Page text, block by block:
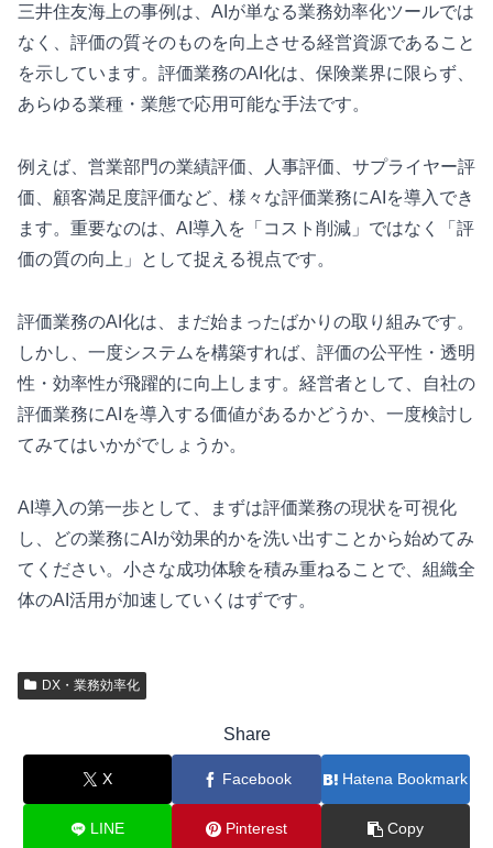
三井住友海上の事例は、AIが単なる業務効率化ツールでは
なく、評価の質そのものを向上させる経営資源であること
を示しています。評価業務のAI化は、保険業界に限らず、
あらゆる業種・業態で応用可能な手法です。
例えば、営業部門の業績評価、人事評価、サプライヤー評
価、顧客満足度評価など、様々な評価業務にAIを導入でき
ます。重要なのは、AI導入を「コスト削減」ではなく「評
価の質の向上」として捉える視点です。
評価業務のAI化は、まだ始まったばかりの取り組みです。
しかし、一度システムを構築すれば、評価の公平性・透明
性・効率性が飛躍的に向上します。経営者として、自社の
評価業務にAIを導入する価値があるかどうか、一度検討し
てみてはいかがでしょうか。
AI導入の第一歩として、まずは評価業務の現状を可視化
し、どの業務にAIが効果的かを洗い出すことから始めてみ
てください。小さな成功体験を積み重ねることで、組織全
体のAI活用が加速していくはずです。
DX・業務効率化
Share
X Facebook Hatena Bookmark
LINE Pinterest Copy